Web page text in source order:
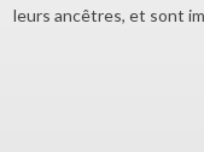
leurs ancêtres, et sont